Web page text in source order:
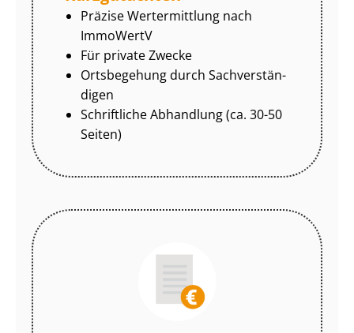
Präzise Wertermittlung nach
ImmoWertV
Für private Zwecke
Ortsbegehung durch Sach­ver­stän­
di­gen
Schriftliche Abhandlung (ca. 30-50
Seiten)